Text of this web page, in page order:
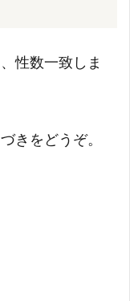
性数一致しま
きをどうぞ。